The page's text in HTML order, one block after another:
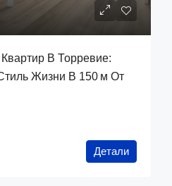
В Торревие:
Жизни В 150 М От
Детали